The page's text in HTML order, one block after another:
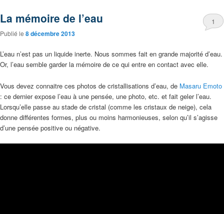
La mémoire de l’eau
Publié le 8 décembre 2013
1
L’eau n’est pas un liquide inerte. Nous sommes fait en grande majorité d’eau.
Or, l’eau semble garder la mémoire de ce qui entre en contact avec elle.
Vous devez connaitre ces photos de cristallisations d’eau, de Masaru Emoto
: ce dernier expose l’eau à une pensée, une photo, etc. et fait geler l’eau.
Lorsqu’elle passe au stade de cristal (comme les cristaux de neige), cela
donne différentes formes, plus ou moins harmonieuses, selon qu’il s’agisse
d’une pensée positive ou négative.